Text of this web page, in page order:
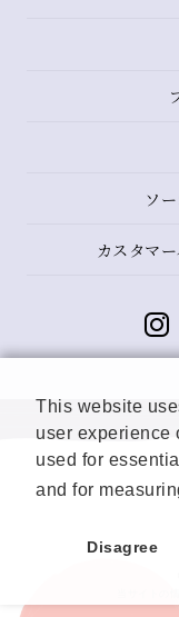
ソ
カスタマ
This website
user experience
used for
and for
Disagree